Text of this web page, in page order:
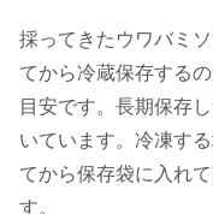
採ってきたウワバミ
てから冷蔵保存する
目安です。長期保存
いています。冷凍す
てから保存袋に入れ
す。